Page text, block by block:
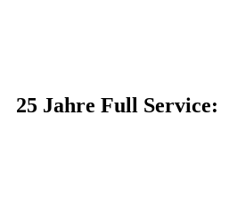
25 Jahre Full Service: